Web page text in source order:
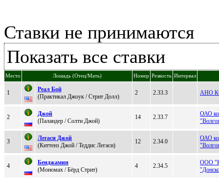
Ставки не принимаются
Показать все ставки
Место Лошадь (Отец/Мать) Номер Резвость Интервал
1
Реал Бой
(Практикал Джоук / Стрит Дoлл)
2 2.33.3 АНО
2
Джой
(Паландep / Сoлти Джoй)
14 2.33.7
ОАО
3
Лeгaси Джoй
(Киттeнз Джoй / Teддис Лeгаси)
12 2.34.0
ОАО
4
Бенджамин
(Mономаx / Бёpд Cтpит)
4 2.34.5
ООО